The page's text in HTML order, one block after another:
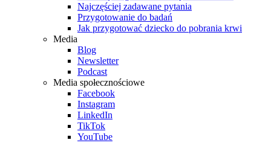
Najczęściej zadawane pytania
Przygotowanie do badań
Jak przygotować dziecko do pobrania krwi
Media
Blog
Newsletter
Podcast
Media społecznościowe
Facebook
Instagram
LinkedIn
TikTok
YouTube